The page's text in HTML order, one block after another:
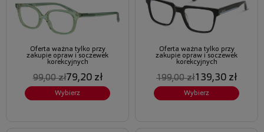
Oferta ważna tylko przy
zakupie opraw i soczewek
korekcyjnych
99,00 zł79,20 zł
Wybierz
Oferta ważna tylko przy
zakupie opraw i soczewek
korekcyjnych
199,00 zł139,30 zł
Wybierz